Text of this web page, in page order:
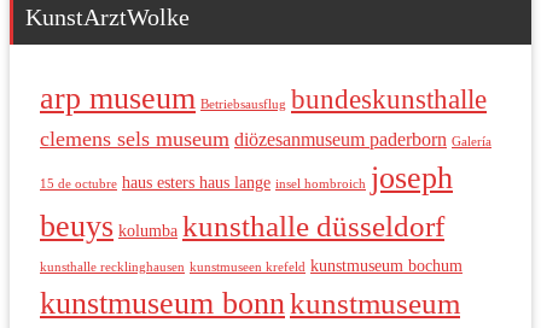
KunstArztWolke
arp museum Betriebsausflug bundeskunsthalle
clemens sels museum diözesanmuseum paderborn Galería
15 de octubre haus esters haus lange insel hombroich joseph
beuys kolumba kunsthalle düsseldorf
kunsthalle recklinghausen kunstmuseen krefeld kunstmuseum bochum
kunstmuseum bonnkunstmuseum